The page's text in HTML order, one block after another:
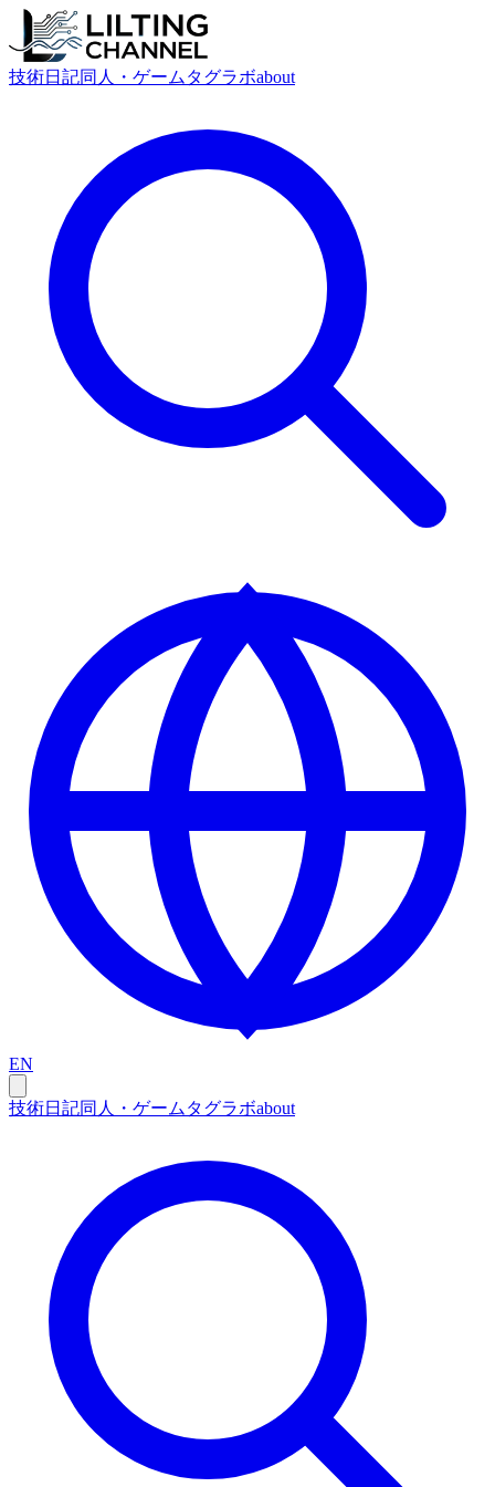
技術日記同人・ゲーム タグラボabout
EN
技術日記同人・ゲーム タグラボabout